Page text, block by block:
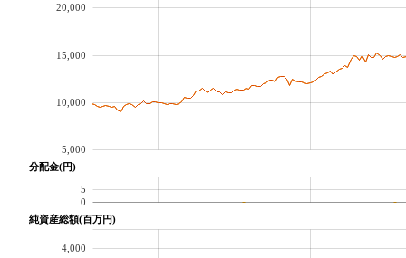
5,000
10,000
15,000
20,000
分配金(円)
0
5
純資産総額(百万円)
4,000